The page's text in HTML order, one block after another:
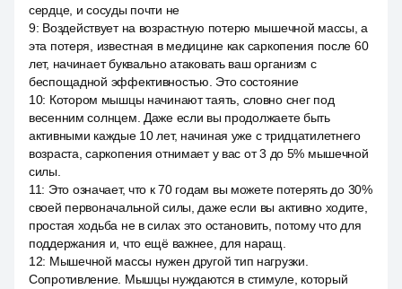
сердце, и сосуды почти не
9: Воздействует на возрастную потерю мышечной массы, а
эта потеря, известная в медицине как саркопения после 60
лет, начинает буквально атаковать ваш организм с
беспощадной эффективностью. Это состояние
10: Котором мышцы начинают таять, словно снег под
весенним солнцем. Даже если вы продолжаете быть
активными каждые 10 лет, начиная уже с тридцатилетнего
возраста, саркопения отнимает у вас от 3 до 5% мышечной
силы.
11: Это означает, что к 70 годам вы можете потерять до 30%
своей первоначальной силы, даже если вы активно ходите,
простая ходьба не в силах это остановить, потому что для
поддержания и, что ещё важнее, для наращ.
12: Мышечной массы нужен другой тип нагрузки.
Сопротивление. Мышцы нуждаются в стимуле, который